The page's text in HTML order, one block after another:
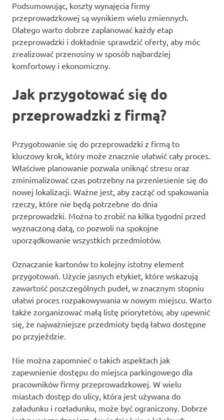
Podsumowując, koszty wynajęcia firmy
przeprowadzkowej są wynikiem wielu zmiennych.
Dlatego warto dobrze zaplanować każdy etap
przeprowadzki i dokładnie sprawdzić oferty, aby móc
zrealizować przenosiny w sposób najbardziej
komfortowy i ekonomiczny.
Jak przygotować się do
przeprowadzki z firmą?
Przygotowanie się do przeprowadzki z firmą to
kluczowy krok, który może znacznie ułatwić cały proces.
Właściwe planowanie pozwala uniknąć stresu oraz
zminimalizować czas potrzebny na przeniesienie się do
nowej lokalizacji. Ważne jest, aby zacząć od spakowania
rzeczy, które nie będą potrzebne do dnia
przeprowadzki. Można to zrobić na kilka tygodni przed
wyznaczoną datą, co pozwoli na spokojne
uporządkowanie wszystkich przedmiotów.
Oznaczanie kartonów to kolejny istotny element
przygotowań. Użycie jasnych etykiet, które wskazują
zawartość poszczególnych pudeł, w znacznym stopniu
ułatwi proces rozpakowywania w nowym miejscu. Warto
także zorganizować małą listę priorytetów, aby upewnić
się, że najważniejsze przedmioty będą łatwo dostępne
po przyjeździe.
Nie można zapomnieć o takich aspektach jak
zapewnienie dostępu do miejsca parkingowego dla
pracowników firmy przeprowadzkowej. W wielu
miastach dostęp do ulicy, która jest używana do
załadunku i rozładunku, może być ograniczony. Dobrze